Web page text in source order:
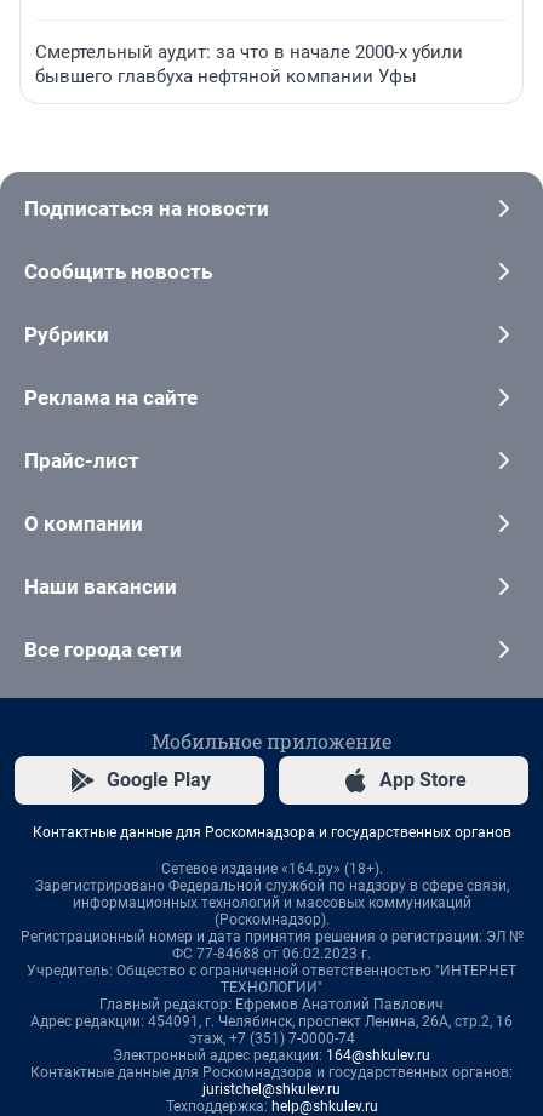
Смертельный аудит: за что в начале 2000-х убили
бывшего главбуха нефтяной компании Уфы
Подписаться на новости
Сообщить новость
Рубрики
Реклама на сайте
Прайс-лист
О компании
Наши вакансии
Все города сети
Мобильное приложение
Google Play App Store
Контактные данные для Роскомнадзора и государственных органов
Сетевое издание «164.ру» (18+).
Зарегистрировано Федеральной службой по надзору в сфере связи,
информационных технологий и массовых коммуникаций
(Роскомнадзор).
Регистрационный номер и дата принятия решения о регистрации: ЭЛ №
ФС 77-84688 от 06.02.2023 г.
Учредитель: Общество с ограниченной ответственностью "ИНТЕРНЕТ
ТЕХНОЛОГИИ"
Главный редактор: Ефремов Анатолий Павлович
Адрес редакции: 454091, г. Челябинск, проспект Ленина, 26А, стр.2, 16
этаж, +7 (351) 7-0000-74
Электронный адрес редакции: 164@shkulev.ru
Контактные данные для Роскомнадзора и государственных органов:
juristchel@shkulev.ru
Техподдержка: help@shkulev.ru